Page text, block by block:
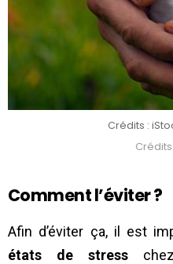
Crédits :
Comment l’éviter ?
Afin d’éviter ça, il est
états de stress